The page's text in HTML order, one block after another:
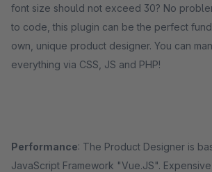
font size should not exceed 30? No
to code, this plugin can be the perfect
own, unique product designer. You can
everything via CSS, JS and PHP!
Performance: The Product Designer is
JavaScript Framework "Vue.JS".